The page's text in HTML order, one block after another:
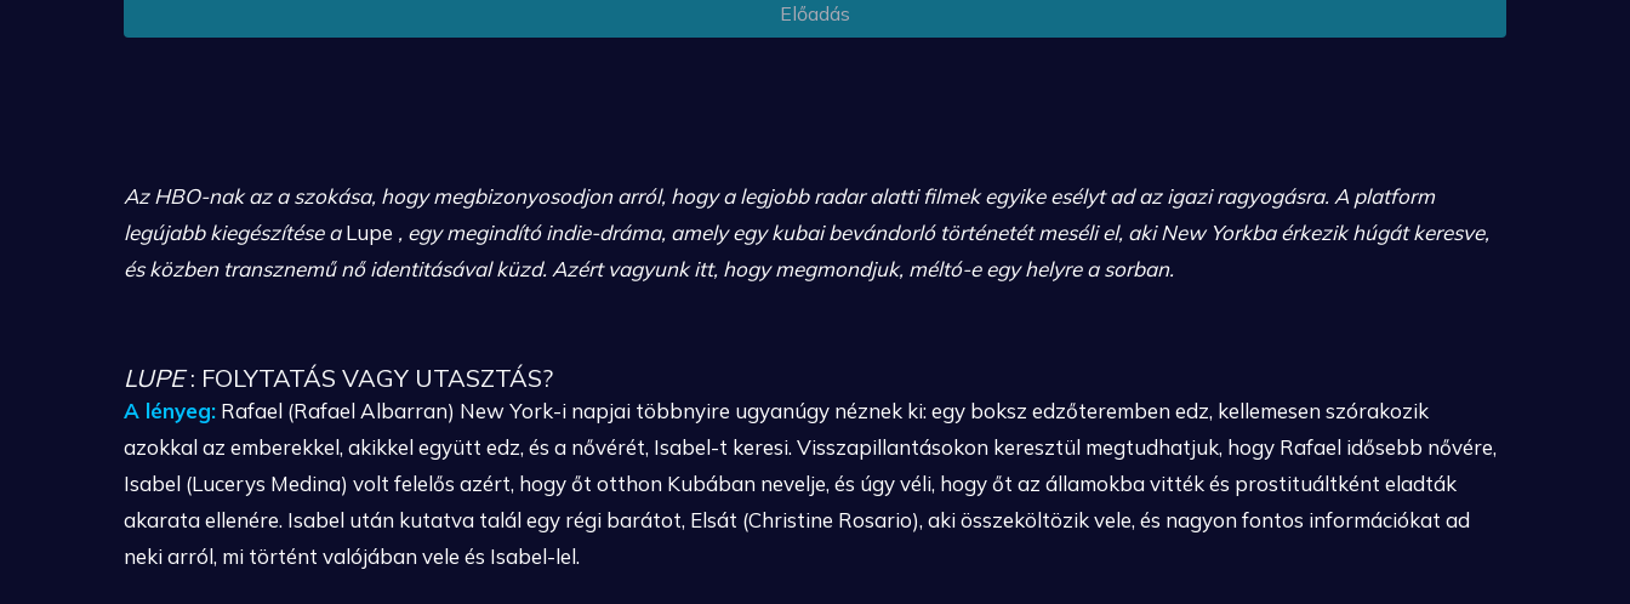
Előadás
Az HBO-nak az a szokása, hogy megbizonyosodjon arról, hogy a legjobb radar alatti filmek egyike esélyt ad az igazi ragyogásra. A platform
legújabb kiegészítése aLupe , egy megindító indie-dráma, amely egy kubai bevándorló történetét meséli el, aki New Yorkba érkezik húgát keresve,
és közben transznemű nő identitásával küzd. Azért vagyunk itt, hogy megmondjuk, méltó-e egy helyre a sorban.
LUPE: FOLYTATÁS VAGY UTASZTÁS?
A lényeg: Rafael (Rafael Albarran) New York-i napjai többnyire ugyanúgy néznek ki: egy boksz edzőteremben edz, kellemesen szórakozik
azokkal az emberekkel, akikkel együtt edz, és a nővérét, Isabel-t keresi. Visszapillantásokon keresztül megtudhatjuk, hogy Rafael idősebb nővére,
Isabel (Lucerys Medina) volt felelős azért, hogy őt otthon Kubában nevelje, és úgy véli, hogy őt az államokba vitték és prostituáltként eladták
akarata ellenére. Isabel után kutatva talál egy régi barátot, Elsát (Christine Rosario), aki összeköltözik vele, és nagyon fontos információkat ad
neki arról, mi történt valójában vele és Isabel-lel.